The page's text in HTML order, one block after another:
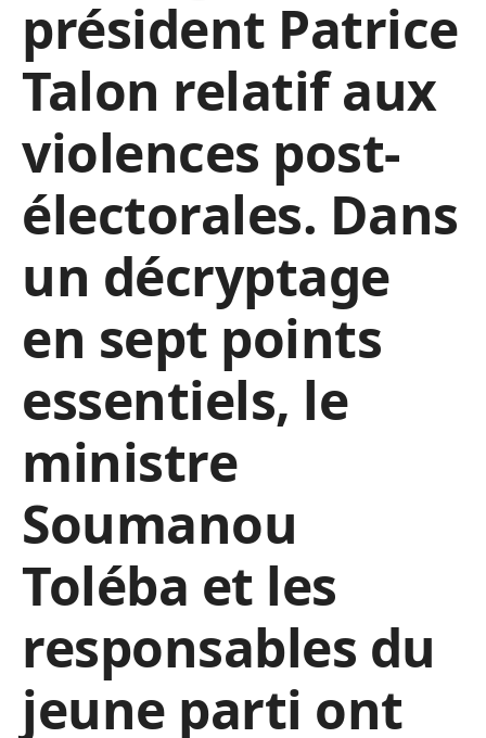
président Patrice
Talon relatif aux
violences post-
électorales. Dans
un décryptage
en sept points
essentiels, le
ministre
Soumanou
Toléba et les
responsables du
jeune parti ont